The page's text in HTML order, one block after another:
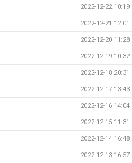
2022-12-22 10:19
2022-12-21 12:01
2022-12-20 11:28
2022-12-19 10:32
2022-12-18 20:31
2022-12-17 13:43
2022-12-16 14:04
2022-12-15 11:31
2022-12-14 16:48
2022-12-13 16:57